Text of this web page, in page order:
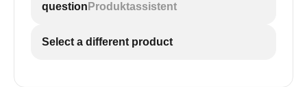
question Produktassistent
Select a different product